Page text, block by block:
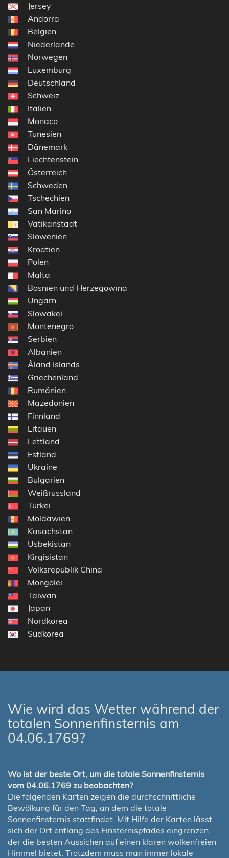
Jersey
Andorra
Belgien
Niederlande
Norwegen
Luxemburg
Deutschland
Schweiz
Italien
Monaco
Tunesien
Dänemark
Liechtenstein
Österreich
Schweden
Tschechien
San Marino
Vatikanstadt
Slowenien
Kroatien
Polen
Malta
Bosnien und Herzegowina
Ungarn
Slowakei
Montenegro
Serbien
Albanien
Åland Islands
Griechenland
Rumänien
Mazedonien
Finnland
Litauen
Lettland
Estland
Ukraine
Bulgarien
Weißrussland
Türkei
Moldawien
Kasachstan
Usbekistan
Kirgisistan
Volksrepublik China
Mongolei
Taiwan
Japan
Nordkorea
Südkorea
Wie wird das Wetter während der
totalen Sonnenfinsternis am
04.06.1769?
Wo ist der beste Ort, um die totale Sonnenfinsternis
vom 04.06.1769 zu beobachten?
Die folgenden Karten zeigen die durchschnittliche
Bewölkung für den Tag, an dem die totale
Sonnenfinsternis stattfindet. Mit Hilfe der Karten lässt
sich der Ort entlang des Finsternispfades eingrenzen,
der die besten Aussichen auf einen klaren wolkenfreien
Himmel bietet. Trotzdem muss man immer lokale